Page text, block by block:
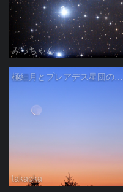
みっちゃん
極細月とプレアデス星団の接近
takaoka